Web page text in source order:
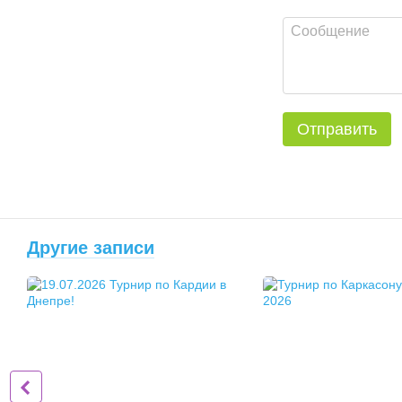
Отправить
Другие записи